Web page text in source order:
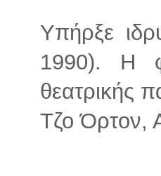
Υπήρξε
1990). Η
θεατρικής
Τζο Όρτον,